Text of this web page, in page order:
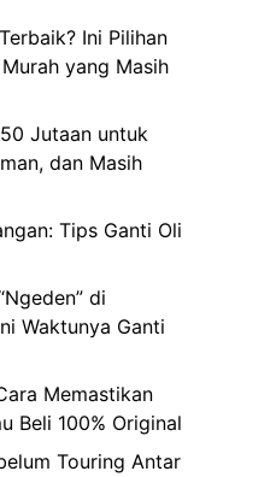
Ini Pilihan
yang Masih
Jutaan untuk
dan Masih
Tips Ganti Oli
di
Waktunya Ganti
Memastikan
Beli 100% Original
Touring Antar